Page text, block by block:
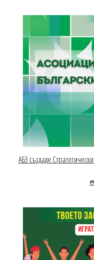
АБЗ създаде